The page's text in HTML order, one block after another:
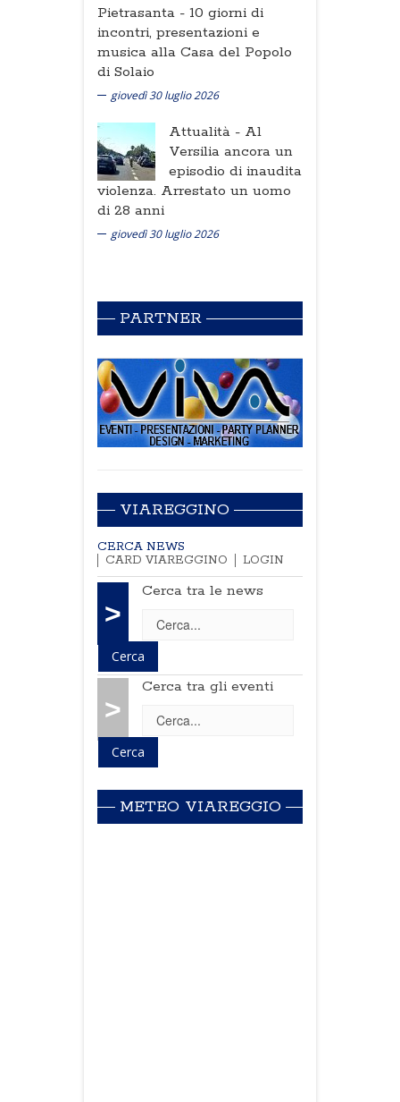
Pietrasanta - 10 giorni di
incontri, presentazioni e
musica alla Casa del Popolo
di Solaio
giovedì 30 luglio 2026
Attualità - Al
Versilia ancora un
episodio di inaudita
violenza. Arrestato un uomo
di 28 anni
giovedì 30 luglio 2026
PARTNER
VIAREGGINO
CERCA NEWS
CARD VIAREGGINO
LOGIN
>
Cerca tra le news
>
Cerca tra gli eventi
METEO VIAREGGIO